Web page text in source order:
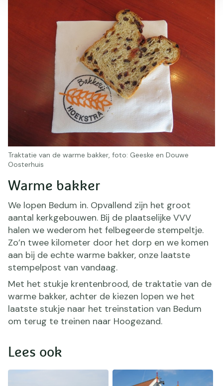
Traktatie van de warme bakker, foto: Geeske en Douwe
Oosterhuis
Warme bakker
We lopen Bedum in. Opvallend zijn het groot
aantal kerkgebouwen. Bij de plaatselijke VVV
halen we wederom het felbegeerde stempeltje.
Zo’n twee kilometer door het dorp en we komen
aan bij de echte warme bakker, onze laatste
stempelpost van vandaag.
Met het stukje krentenbrood, de traktatie van de
warme bakker, achter de kiezen lopen we het
laatste stukje naar het treinstation van Bedum
om terug te treinen naar Hoogezand.
Lees ook